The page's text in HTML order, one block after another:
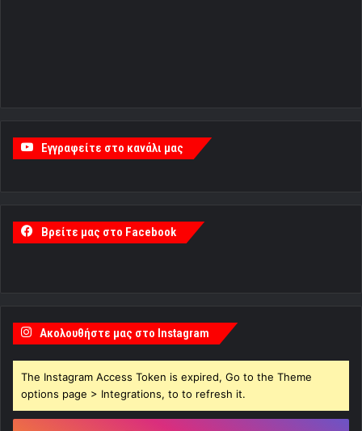
Εγγραφείτε στο κανάλι μας
Βρείτε μας στο Facebook
Ακολουθήστε μας στο Instagram
The Instagram Access Token is expired, Go to the Theme
options page > Integrations, to to refresh it.